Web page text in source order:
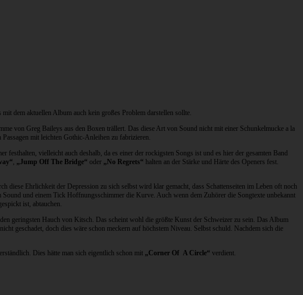
dem aktuellen Album auch kein großes Problem darstellen sollte.
von Greg Baileys aus den Boxen trällert. Das diese Art von Sound nicht mit einer Schunkelmucke a la
mit leichten Gothic-Anleihen zu fabrizieren.
festhalten, vielleicht auch deshalb, da es einer der rockigsten Songs ist und es hier der gesamten Band
, „Jump Off The Bridge“ oder „No Regrets“ halten an der Stärke und Härte des Openers fest.
diese Ehrlichkeit der Depression zu sich selbst wird klar gemacht, dass Schattenseiten im Leben oft noch
und einem Tick Hoffnungsschimmer die Kurve. Auch wenn dem Zuhörer die Songtexte unbekannt
ist, abtauchen.
geringsten Hauch von Kitsch. Das scheint wohl die größte Kunst der Schweizer zu sein. Das Album
geschadet, doch dies wäre schon meckern auf höchstem Niveau. Selbst schuld. Nachdem sich die
Dies hätte man sich eigentlich schon mit „Corner Of A Circle“ verdient.